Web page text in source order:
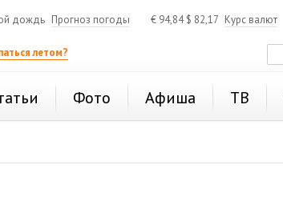
дождь Прогноз погоды € 94,84$ 82,17 Курс валют
летом?
Фото Афиша ТВ